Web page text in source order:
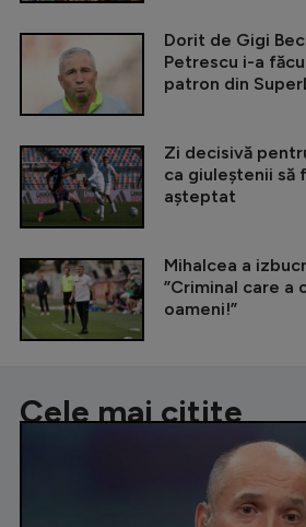
Dorit de Gigi
Petrescu i-a
patron din
Zi decisivă
ca giuleștenii să
așteptat
Mihalcea a
”Criminal care a
oameni!”
Cele mai citite